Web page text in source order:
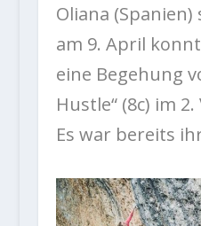
Oliana
am 9. April
eine Begehung
Hustle“ (8c) im
Es war bereits